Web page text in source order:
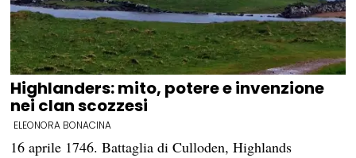
Highlanders: mito, potere e invenzione
nei clan scozzesi
ELEONORA BONACINA
16 aprile 1746. Battaglia di Culloden, Highlands